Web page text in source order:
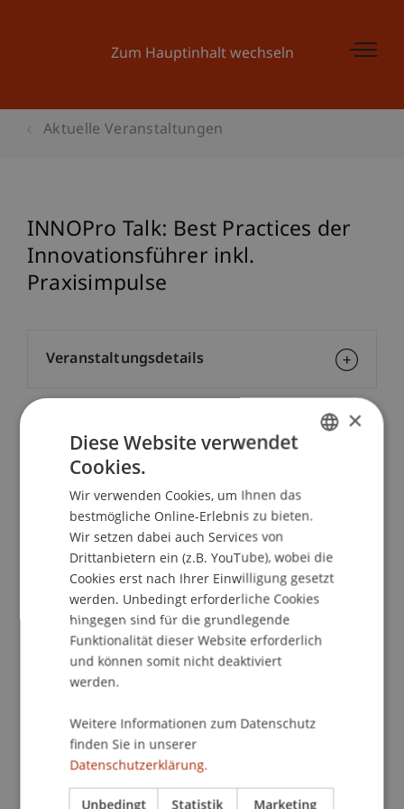
Zum Hauptinhalt wechseln
Aktuelle Veranstaltungen
INNOPro Talk: Best Practices der
Innovationsführer inkl.
Praxisimpulse
Dozierende/Dozierender:
Prof. Dr. Leo Brecht
School/Professur:
Technologie und Innovation
Die INNOPro Talks sind ein
Veranstaltungsangebot der Universität
Liechtenstein für Innovationsexpert:innen und
Interessierte in der Rheintal- und
Bodenseeregion. Dem Aufbau eines klassischen
Innovationsprozesses folgend werden von der
Innovationseffizienz diverse Themen vorgestellt
Veranstaltungsdetails
Kontakt
×
Diese Website verwendet
Cookies.
Wir verwenden Cookies, um Ihnen das
bestmögliche Online-Erlebnis zu bieten.
Wir setzen dabei auch Services von
Drittanbietern ein (z.B. YouTube), wobei die
Cookies erst nach Ihrer Einwilligung gesetzt
werden. Unbedingt erforderliche Cookies
hingegen sind für die grundlegende
Funktionalität dieser Website erforderlich
und können somit nicht deaktiviert
werden.
Weitere Informationen zum Datenschutz
finden Sie in unserer
Datenschutzerklärung.
Unbedingt Statistik Marketing